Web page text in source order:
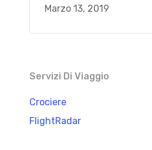
Marzo 13, 2019
Servizi Di Viaggio
Crociere
FlightRadar